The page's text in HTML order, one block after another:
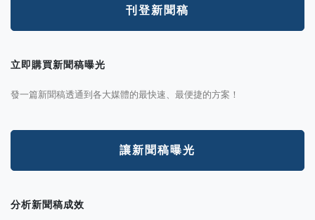
刊登新聞稿
立即購買新聞稿曝光
發一篇新聞稿透通到各大媒體的最快速、最便捷的方案！
讓新聞稿曝光
分析新聞稿成效